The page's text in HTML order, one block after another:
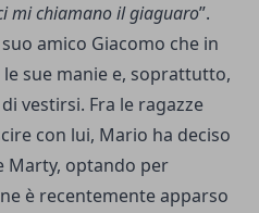
mi chiamano il giaguaro”.
amico Giacomo che in
sue manie e, soprattutto,
vestirsi. Fra le ragazze
con lui, Mario ha deciso
Marty, optando per
è recentemente apparso